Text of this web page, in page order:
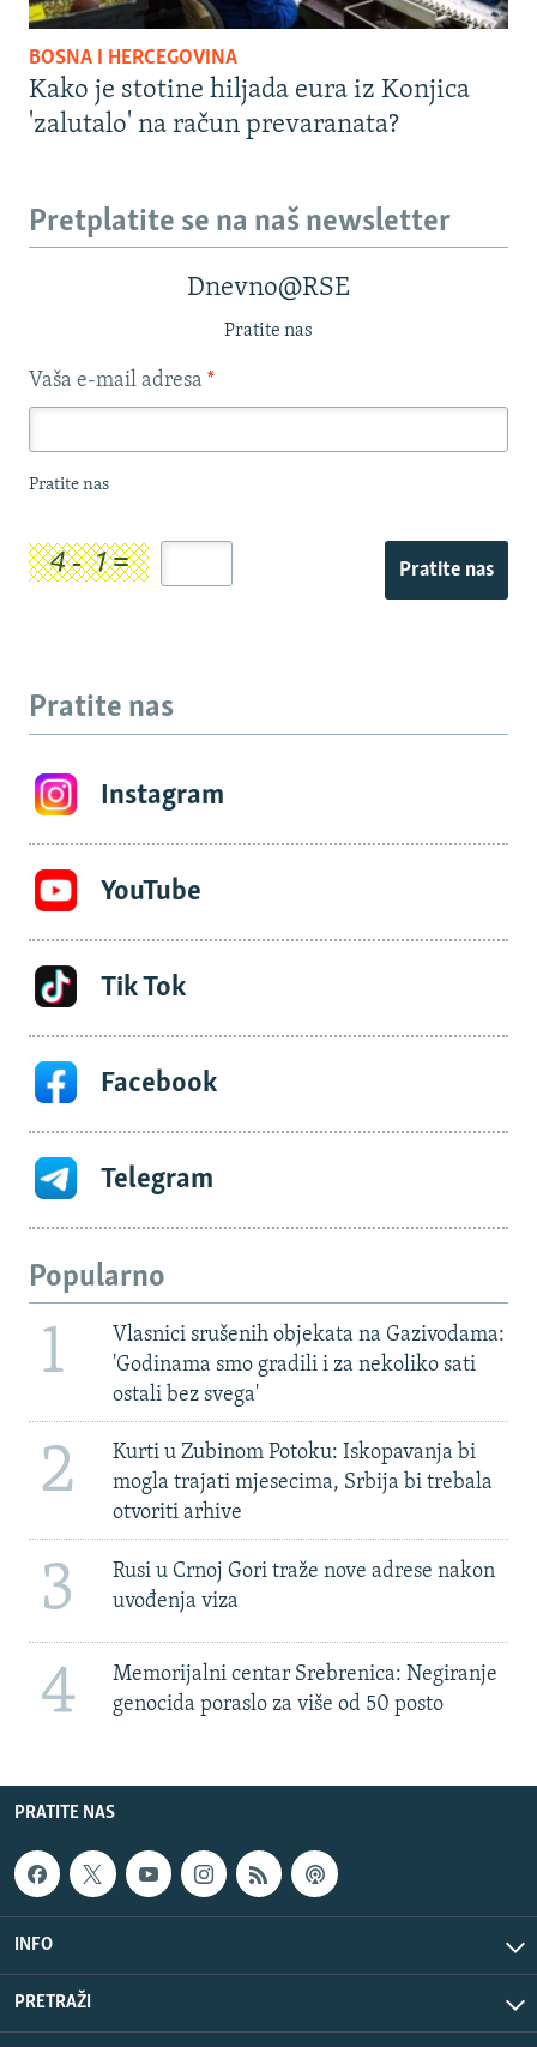
BOSNA I HERCEGOVINA
Kako je stotine hiljada eura iz Konjica
'zalutalo' na račun prevaranata?
Pretplatite se na naš newsletter
Dnevno@RSE
Pratite nas
Vaša e-mail adresa *
Pratite nas
Pratite nas
Pratite nas
Instagram
YouTube
Tik Tok
Facebook
Telegram
Popularno
1
Vlasnici srušenih objekata na Gazivodama:
'Godinama smo gradili i za nekoliko sati
ostali bez svega'
2
Kurti u Zubinom Potoku: Iskopavanja bi
mogla trajati mjesecima, Srbija bi trebala
otvoriti arhive
3
Rusi u Crnoj Gori traže nove adrese nakon
uvođenja viza
4
Memorijalni centar Srebrenica: Negiranje
genocida poraslo za više od 50 posto
PRATITE NAS
INFO
PRETRAŽI